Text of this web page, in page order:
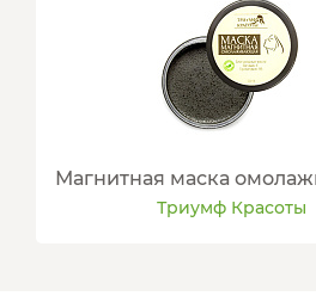
Магнитная маска
Триумф Красоты